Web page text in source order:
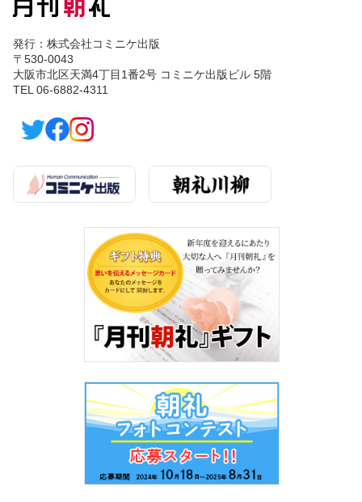
発行：株式会社コミニケ出版
〒530-0043
大阪市北区天満4丁目1番2号 コミニケ出版ビル 5階
TEL 06-6882-4311